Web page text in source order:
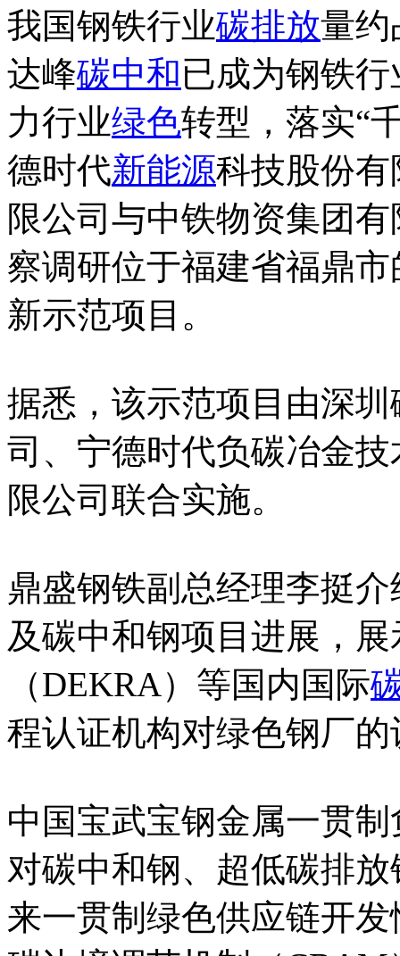
我国钢铁行业碳排放量约
达峰碳中和已成为钢铁
力行业绿色转型，落实“
德时代新能源科技股份
限公司与中铁物资集团
察调研位于福建省福鼎市
新示范项目。
据悉，该示范项目由深
司、宁德时代负碳冶金
限公司联合实施。
鼎盛钢铁副总经理李挺
及碳中和钢项目进展，
（DEKRA）等国内国际
程认证机构对绿色钢厂
中国宝武宝钢金属一贯
对碳中和钢、超低碳排
来一贯制绿色供应链开